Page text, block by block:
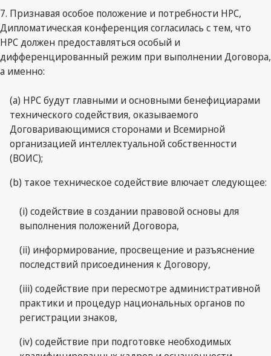
7. Признавая особое положение и потребности НРС,
Дипломатическая конференция согласилась с тем, что
НРС должен предоставляться особый и
дифференцированный режим при выполнении Договора,
а именно:
(а) НРС будут главными и основными бенефициарами
технического содействия, оказываемого
Договаривающимися сторонами и Всемирной
организацией интеллектуальной собственности
(ВОИС);
(b) такое техническое содействие влючает следующее:
(i) содействие в создании правовой основы для
выполнения положений Договора,
(ii) информирование, просвещение и разъяснение
последствий присоединения к Договору,
(iii) содействие при пересмотре административной
практики и процедур национальных органов по
регистрации знаков,
(iv) содействие при подготовке необходимых